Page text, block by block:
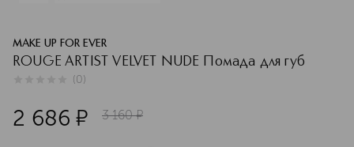
MAKE UP FOR EVER
ROUGE ARTIST VELVET NUDE Помада для губ
(0)
2 686 ¤ 3 160 ¤